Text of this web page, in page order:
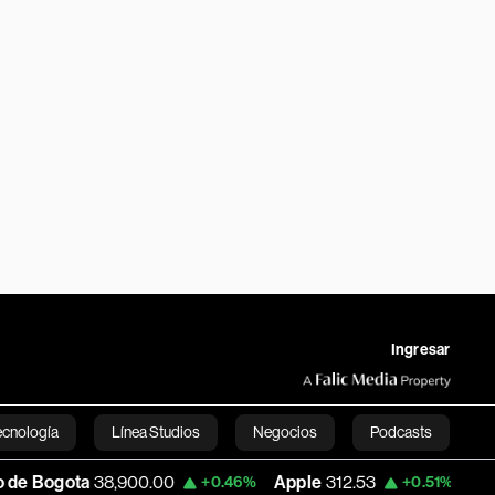
Ingresar
Línea Studios Negocios Podcasts
English
38,900.00 +0.46% Apple 312.53 +0.51% USD COP